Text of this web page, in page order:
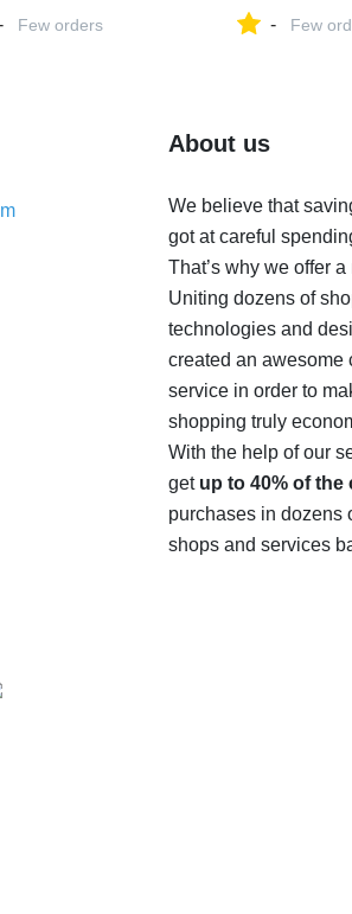
Few orders
Wildberries
- Few
About us
We believe that
got at careful
That’s why we offer
Uniting dozens of
technologies and
created an awesome
service in order to
shopping truly
With the help of our
get up to 40% of the
purchases in dozens
shops and services